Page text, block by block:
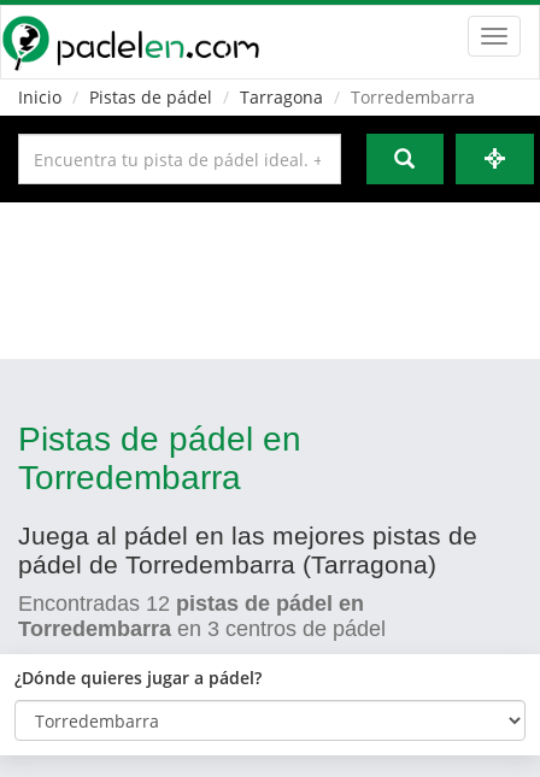
Inicio
Pistas de pádel Tarragona Torredembarra
Pistas de pádel en
Torredembarra
Juega al pádel en las mejores pistas de
pádel de Torredembarra (Tarragona)
Encontradas 12 pistas de pádel en
Torredembarra en 3 centros de pádel
¿Dónde quieres jugar a pádel?